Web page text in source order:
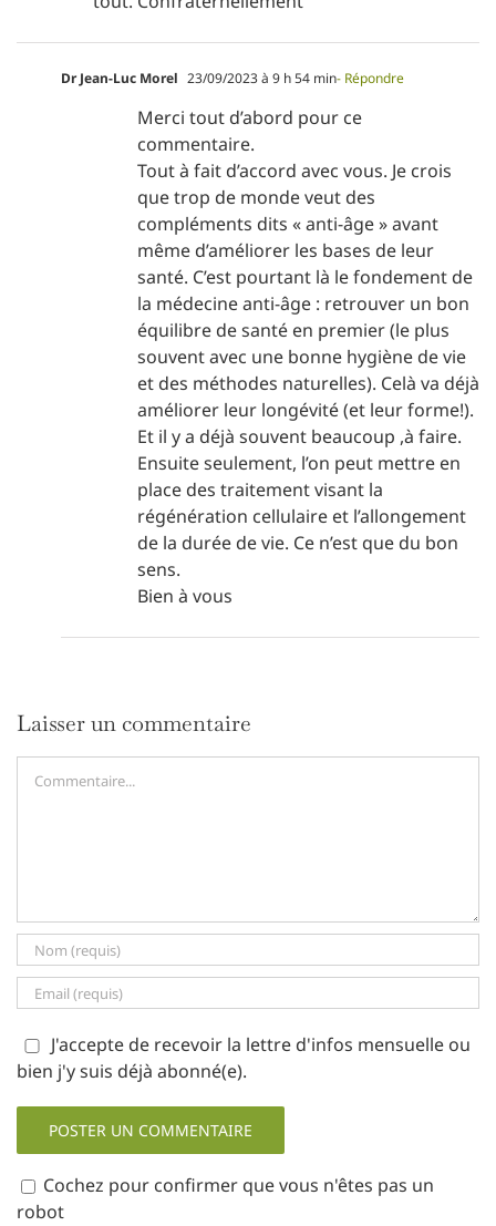
Dr Jean-Luc Morel 23/09/2023 à 9 h 54 min- Répondre
Merci tout d’abord pour ce
commentaire.
Tout à fait d’accord avec vous. Je crois
que trop de monde veut des
compléments dits « anti-âge » avant
même d’améliorer les bases de leur
santé. C’est pourtant là le fondement de
la médecine anti-âge : retrouver un bon
équilibre de santé en premier (le plus
souvent avec une bonne hygiène de vie
et des méthodes naturelles). Celà va déjà
améliorer leur longévité (et leur forme!).
Et il y a déjà souvent beaucoup ,à faire.
Ensuite seulement, l’on peut mettre en
place des traitement visant la
régénération cellulaire et l’allongement
de la durée de vie. Ce n’est que du bon
sens.
Bien à vous
Laisser un commentaire
J'accepte de recevoir la lettre d'infos mensuelle ou
bien j'y suis déjà abonné(e).
Cochez pour confirmer que vous n'êtes pas un
robot